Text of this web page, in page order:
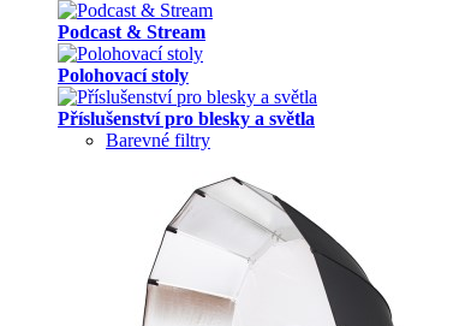
Podcast & Stream
Polohovací stoly
Příslušenství pro blesky a světla
Barevné filtry